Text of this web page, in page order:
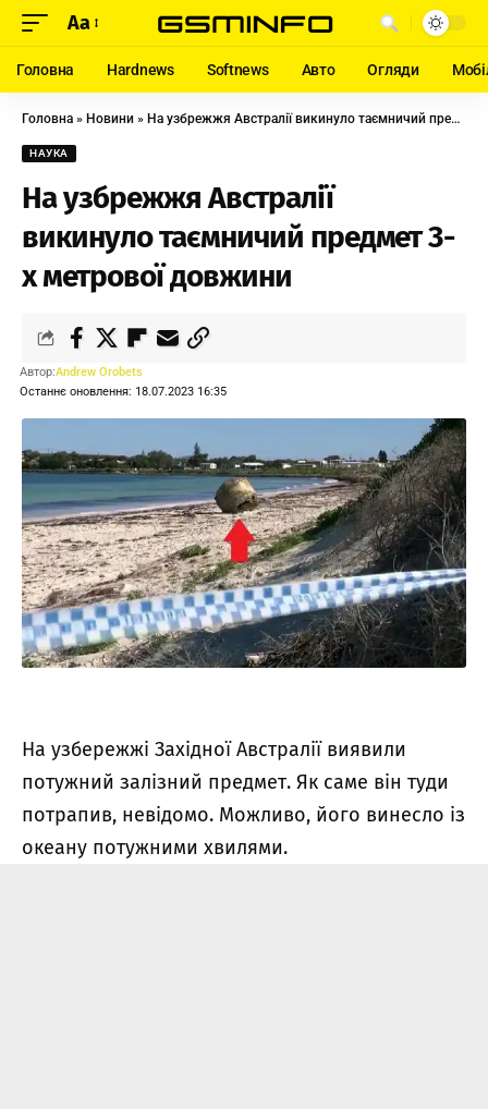
Aa
Головна Hardnews Softnews Авто Огляди
Головна » Новини » На узбрежжя Австралії викинуло таємничий предмет 3-х метрової довжини
НАУКА
На узбрежжя Австралії
викинуло таємничий предмет 3-
х метрової довжини
Останнє оновлення: 18.07.2023 16:35
Автор:Andrew Orobets
На узбережжі Західної Австралії виявили
потужний залізний предмет. Як саме він туди
потрапив, невідомо. Можливо, його винесло із
океану потужними хвилями.